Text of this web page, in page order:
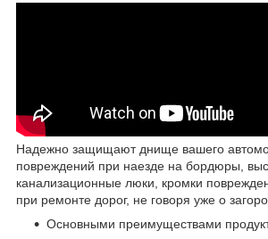
Надежно защищают днище вашего
повреждений при наезде на бордюры,
канализационные люки, кромки
при ремонте дорог, не говоря уже о
Основными преимуществами